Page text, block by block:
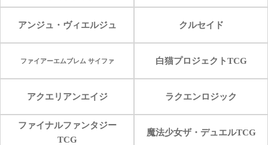
アンジュ・ヴィエルジュ クルセイド
ファイアーエムブレム サイファ 白猫プロジェクトTCG
アクエリアンエイジ ラクエンロジック
ファイナルファンタジー
TCG
魔法少女ザ・デュエルTCG